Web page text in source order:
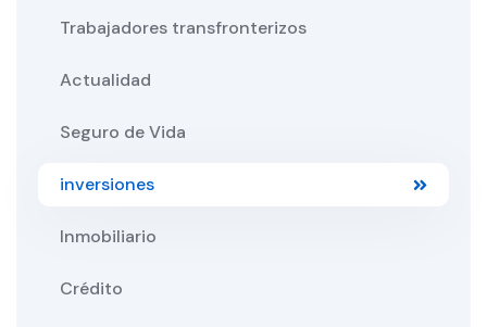
Trabajadores transfronterizos
Actualidad
Seguro de Vida
inversiones
Inmobiliario
Crédito